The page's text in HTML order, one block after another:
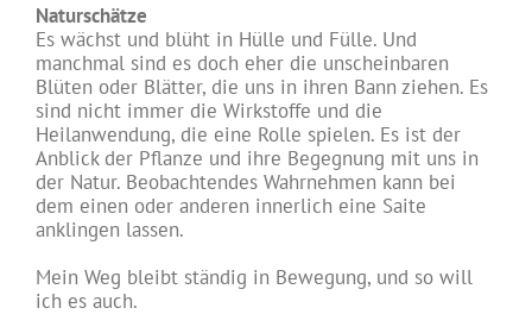
Naturschätze
Es wächst und blüht in Hülle und Fülle. Und
manchmal sind es doch eher die unscheinbaren
Blüten oder Blätter, die uns in ihren Bann ziehen. Es
sind nicht immer die Wirkstoffe und die
Heilanwendung, die eine Rolle spielen. Es ist der
Anblick der Pflanze und ihre Begegnung mit uns in
der Natur. Beobachtendes Wahrnehmen kann bei
dem einen oder anderen innerlich eine Saite
anklingen lassen.
Mein Weg bleibt ständig in Bewegung, und so will
ich es auch.